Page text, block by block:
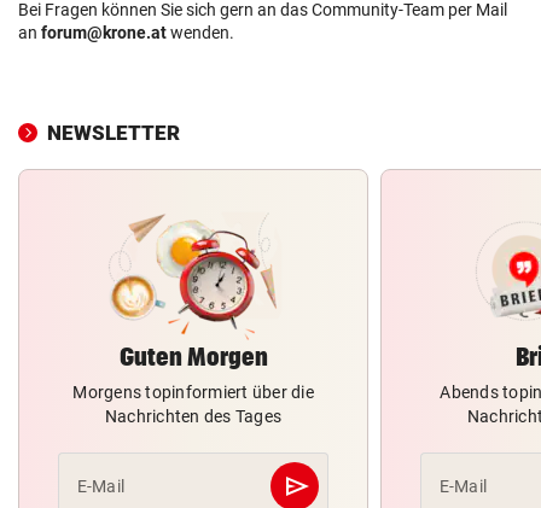
Bei Fragen können Sie sich gern an das Community-Team per Mail
an forum@krone.atwenden.
NEWSLETTER
Guten Morgen
Morgens topinformiert über die
Nachrichten des Tages
E-Mail send
Abschicken
Abends
E-Mail